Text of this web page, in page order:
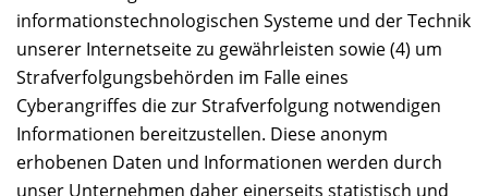
informationstechnologischen Systeme und der Technik
unserer Internetseite zu gewährleisten sowie (4) um
Strafverfolgungsbehörden im Falle eines
Cyberangriffes die zur Strafverfolgung notwendigen
Informationen bereitzustellen. Diese anonym
erhobenen Daten und Informationen werden durch
unser Unternehmen daher einerseits statistisch und